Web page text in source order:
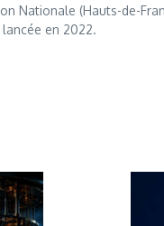
Nationale (Hauts-de-
en 2022.